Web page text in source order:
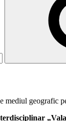
mediul geografic